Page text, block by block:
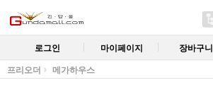
로그인 마이페이지 장바구니
프리오더 메가하우스